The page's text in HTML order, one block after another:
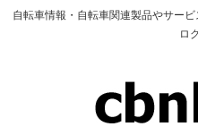
自転車情報・自転車関連製品やサー
ロ